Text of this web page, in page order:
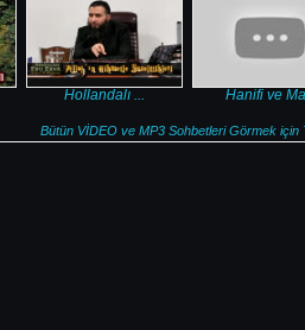
Hollandalı ... Hanifi ve
Bütün VİDEO ve MP3 Sohbetleri Görmek için